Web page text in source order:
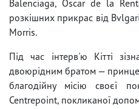
Balenciaga, Oscar de la
розкішних прикрас від
Morris.
Під час інтерв'ю Кітті
двоюрідним братом —
благодійну місію своєї
Centrepoint, покликаної